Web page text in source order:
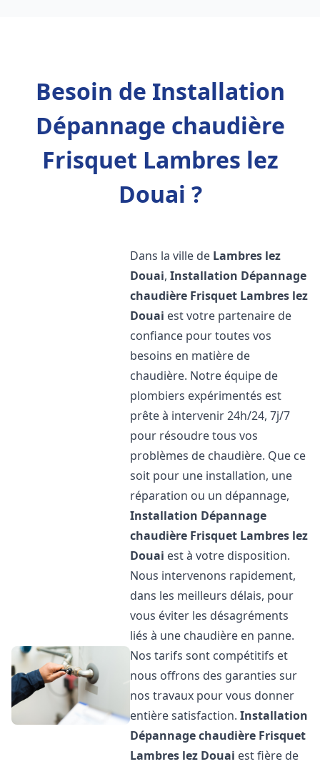
Besoin de Installation
Dépannage chaudière
Frisquet Lambres lez
Douai ?
Dans la ville de Lambres lez
Douai,Installation Dépannage
chaudière Frisquet Lambres lez
Douai est votre partenaire de
confiance pour toutes vos
besoins en matière de
chaudière. Notre équipe de
plombiers expérimentés est
prête à intervenir 24h/24, 7j/7
pour résoudre tous vos
problèmes de chaudière. Que ce
soit pour une installation, une
réparation ou un dépannage,
Installation Dépannage
chaudière Frisquet Lambres lez
Douai est à votre disposition.
Nous intervenons rapidement,
dans les meilleurs délais, pour
vous éviter les désagréments
liés à une chaudière en panne.
Nos tarifs sont compétitifs et
nous offrons des garanties sur
nos travaux pour vous donner
entière satisfaction.Installation
Dépannage chaudière Frisquet
Lambres lez Douai est fière de